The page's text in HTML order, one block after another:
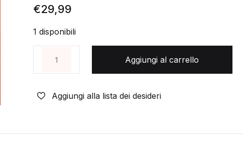
€29,99
1 disponibili
Aggiungi al carrello
Aggiungi alla lista dei desideri